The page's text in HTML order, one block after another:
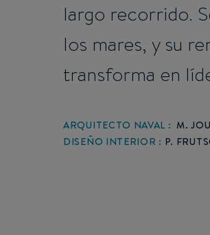
largo recorrido.
los mares, y su
transforma en
ARQUITECTO NAVAL : M.
DISEÑO INTERIOR : P.